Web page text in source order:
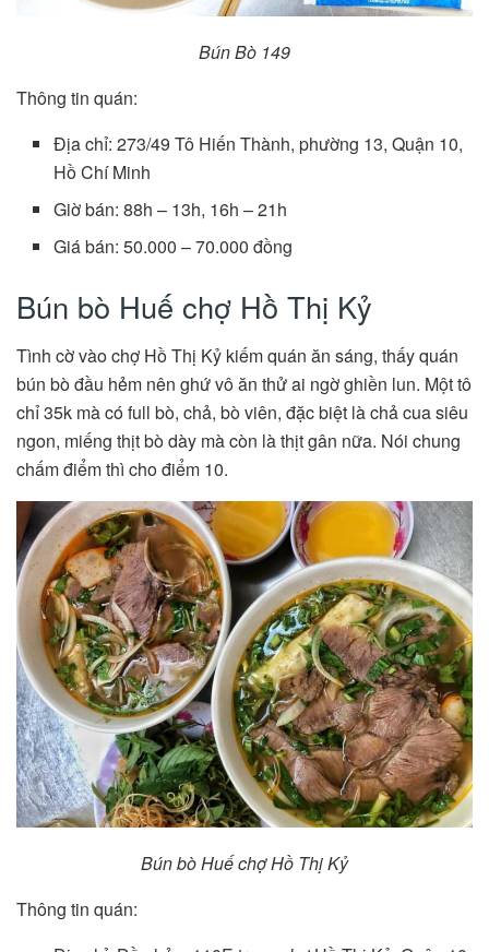
Bún Bò 149
Thông tin quán:
Địa chỉ: 273/49 Tô Hiến Thành, phường 13, Quận 10,
Hồ Chí Minh
Giờ bán: 88h – 13h, 16h – 21h
Giá bán: 50.000 – 70.000 đồng
Bún bò Huế chợ Hồ Thị Kỷ
Tình cờ vào chợ Hồ Thị Kỷ kiếm quán ăn sáng, thấy quán
bún bò đầu hẻm nên ghứ vô ăn thử ai ngờ ghiền lun. Một tô
chỉ 35k mà có full bò, chả, bò viên, đặc biệt là chả cua siêu
ngon, miếng thịt bò dày mà còn là thịt gân nữa. Nói chung
chấm điểm thì cho điểm 10.
Bún bò Huế chợ Hồ Thị Kỷ
Thông tin quán: